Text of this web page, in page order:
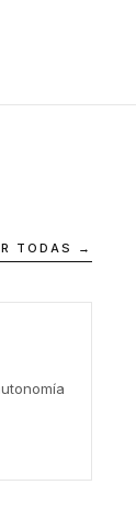
TODAS →